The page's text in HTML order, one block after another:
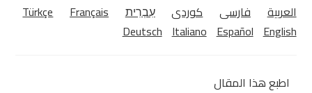
العربية فارسی كوردی‎ עִבְרִית Türkçe
Français
Deutsch Italiano Español English
اطبع هذا المقال